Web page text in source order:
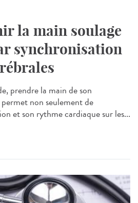
la main soulage
synchronisation
prendre la main de son
non seulement de
et son rythme cardiaque sur les...